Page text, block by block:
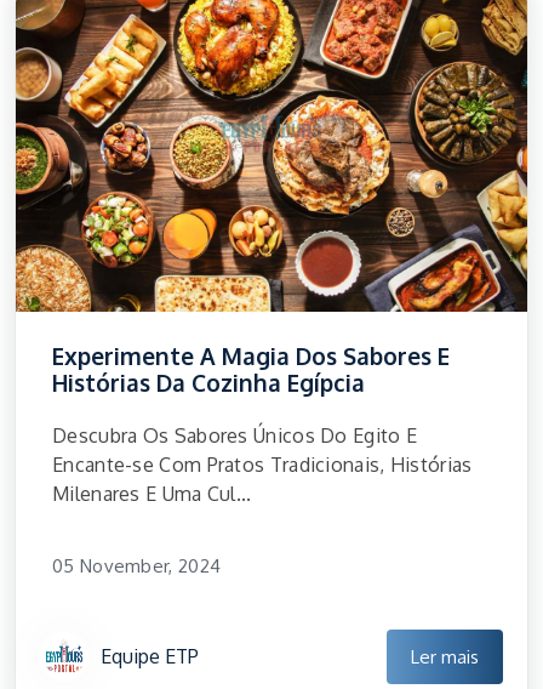
Experimente A Magia Dos Sabores E
Histórias Da Cozinha Egípcia
Descubra Os Sabores Únicos Do Egito E
Encante-se Com Pratos Tradicionais, Histórias
Milenares E Uma Cul...
05 November, 2024
Equipe ETP Ler mais